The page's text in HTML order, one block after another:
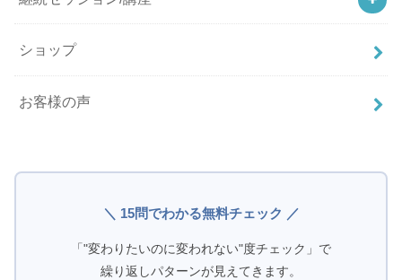
ショップ
お客様の声
＼ 15問でわかる無料チェック ／
「"変わりたいのに変われない"度チェック」で
繰り返しパターンが見えてきます。